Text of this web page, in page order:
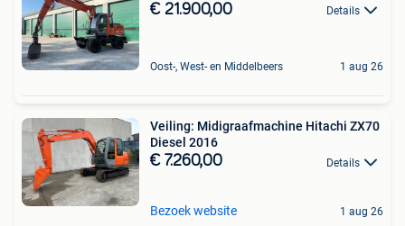
€ 21.900,00 Details
Oost-, West- en Middelbeers 1 aug 26
Veiling: Midigraafmachine Hitachi ZX70
Diesel 2016
€ 7.260,00 Details
Bezoek website 1 aug 26